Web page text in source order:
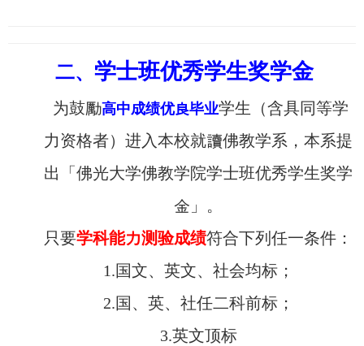
二、 学士班优秀学生奖学金
为鼓勵高中成绩优良毕业学生（含具同等学
力资格者）进入本校就讀佛教学系，本系提
出「佛光大学佛教学院学士班优秀学生奖学
金」。
只要学科能力测验成绩符合下列任一条件：
1.国文、英文、社会均标；
2.国、英、社任二科前标；
3.英文顶标